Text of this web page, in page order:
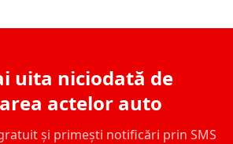
uita niciodată de
actelor auto
și primești notificări prin SMS